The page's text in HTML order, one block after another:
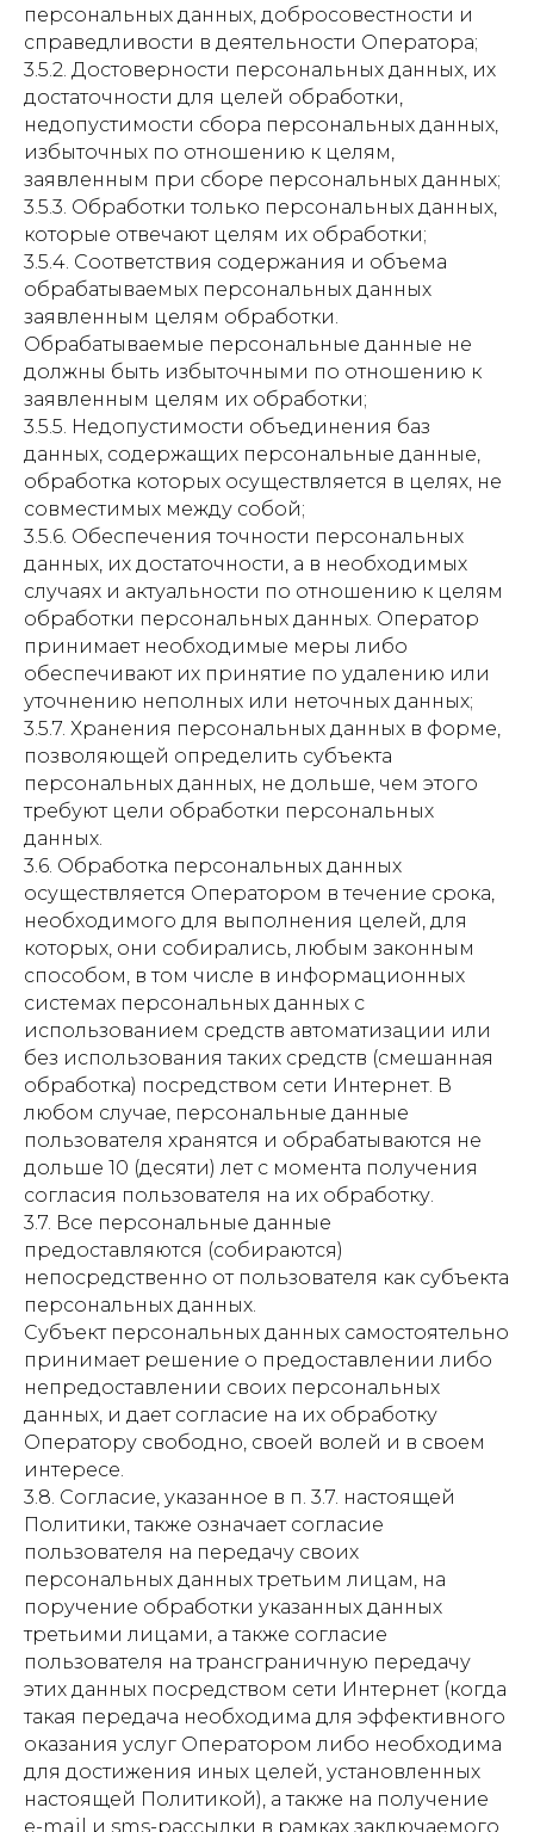
персональных данных, добросовестности и
справедливости в деятельности Оператора;
3.5.2. Достоверности персональных данных, их
достаточности для целей обработки,
недопустимости сбора персональных данных,
избыточных по отношению к целям,
заявленным при сборе персональных данных;
3.5.3. Обработки только персональных данных,
которые отвечают целям их обработки;
3.5.4. Соответствия содержания и объема
обрабатываемых персональных данных
заявленным целям обработки.
Обрабатываемые персональные данные не
должны быть избыточными по отношению к
заявленным целям их обработки;
3.5.5. Недопустимости объединения баз
данных, содержащих персональные данные,
обработка которых осуществляется в целях, не
совместимых между собой;
3.5.6. Обеспечения точности персональных
данных, их достаточности, а в необходимых
случаях и актуальности по отношению к целям
обработки персональных данных. Оператор
принимает необходимые меры либо
обеспечивают их принятие по удалению или
уточнению неполных или неточных данных;
3.5.7. Хранения персональных данных в форме,
позволяющей определить субъекта
персональных данных, не дольше, чем этого
требуют цели обработки персональных
данных.
3.6. Обработка персональных данных
осуществляется Оператором в течение срока,
необходимого для выполнения целей, для
которых, они собирались, любым законным
способом, в том числе в информационных
системах персональных данных с
использованием средств автоматизации или
без использования таких средств (смешанная
обработка) посредством сети Интернет. В
любом случае, персональные данные
пользователя хранятся и обрабатываются не
дольше 10 (десяти) лет с момента получения
согласия пользователя на их обработку.
3.7. Все персональные данные
предоставляются (собираются)
непосредственно от пользователя как субъекта
персональных данных.
Субъект персональных данных самостоятельно
принимает решение о предоставлении либо
непредоставлении своих персональных
данных, и дает согласие на их обработку
Оператору свободно, своей волей и в своем
интересе.
3.8. Согласие, указанное в п. 3.7. настоящей
Политики, также означает согласие
пользователя на передачу своих
персональных данных третьим лицам, на
поручение обработки указанных данных
третьими лицами, а также согласие
пользователя на трансграничную передачу
этих данных посредством сети Интернет (когда
такая передача необходима для эффективного
оказания услуг Оператором либо необходима
для достижения иных целей, установленных
настоящей Политикой), а также на получение
e-mail и sms-рассылки в рамках заключаемого